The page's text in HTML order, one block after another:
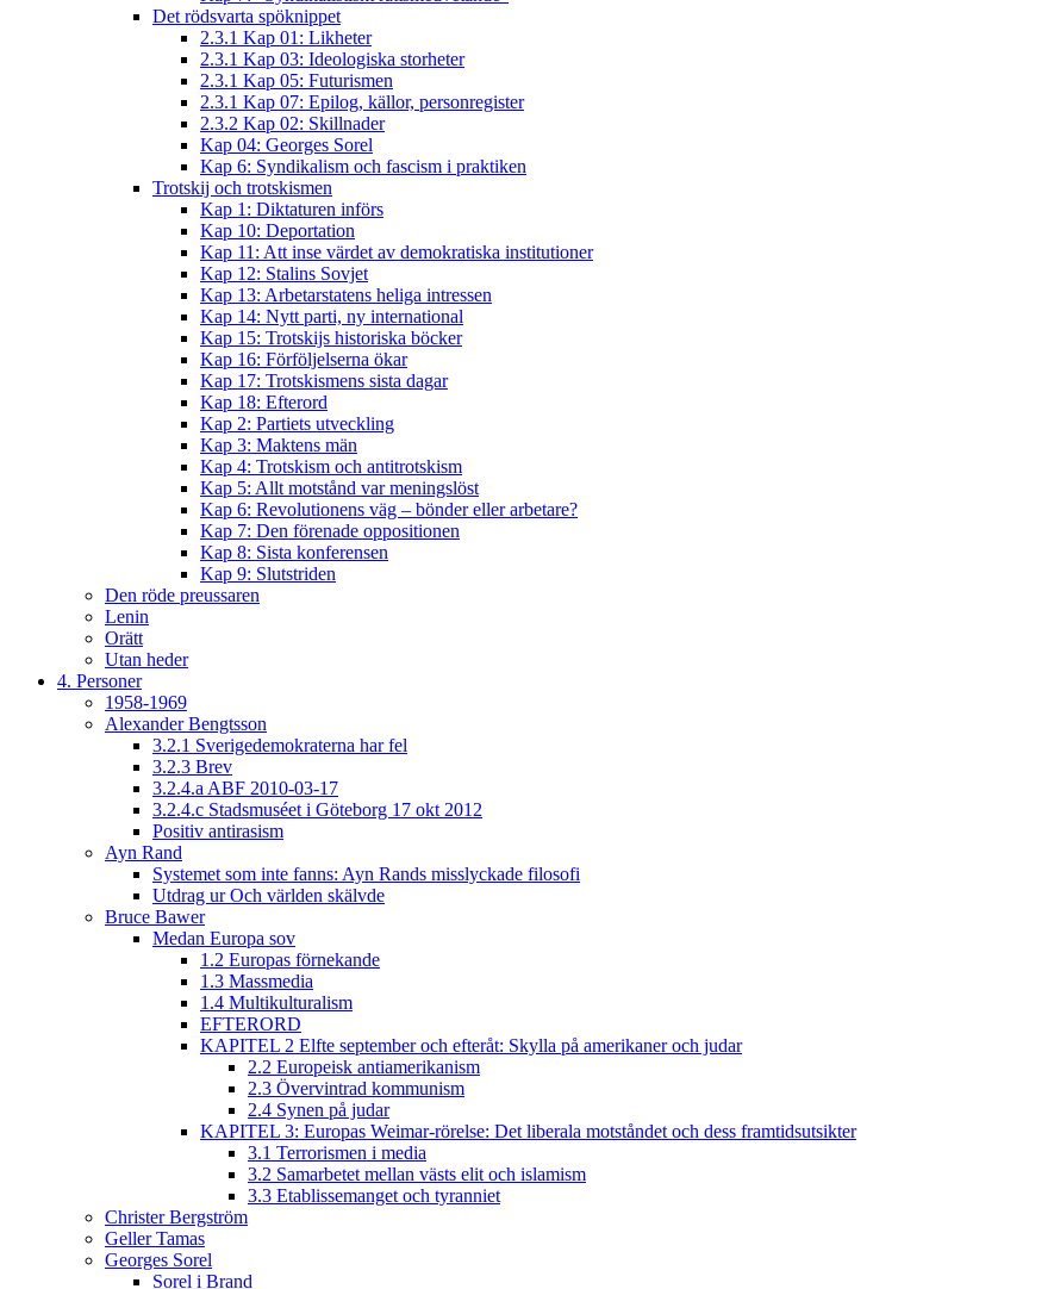
Det rödsvarta spöknippet
2.3.1 Kap 01: Likheter
2.3.1 Kap 03: Ideologiska storheter
2.3.1 Kap 05: Futurismen
2.3.1 Kap 07: Epilog, källor, personregister
2.3.2 Kap 02: Skillnader
Kap 04: Georges Sorel
Kap 6: Syndikalism och fascism i praktiken
Trotskij och trotskismen
Kap 1: Diktaturen införs
Kap 10: Deportation
Kap 11: Att inse värdet av demokratiska institutioner
Kap 12: Stalins Sovjet
Kap 13: Arbetarstatens heliga intressen
Kap 14: Nytt parti, ny international
Kap 15: Trotskijs historiska böcker
Kap 16: Förföljelserna ökar
Kap 17: Trotskismens sista dagar
Kap 18: Efterord
Kap 2: Partiets utveckling
Kap 3: Maktens män
Kap 4: Trotskism och antitrotskism
Kap 5: Allt motstånd var meningslöst
Kap 6: Revolutionens väg – bönder eller arbetare?
Kap 7: Den förenade oppositionen
Kap 8: Sista konferensen
Kap 9: Slutstriden
Den röde preussaren
Lenin
Orätt
Utan heder
4. Personer
1958-1969
Alexander Bengtsson
3.2.1 Sverigedemokraterna har fel
3.2.3 Brev
3.2.4.a ABF 2010-03-17
3.2.4.c Stadsmuséet i Göteborg 17 okt 2012
Positiv antirasism
Ayn Rand
Systemet som inte fanns: Ayn Rands misslyckade filosofi
Utdrag ur Och världen skälvde
Bruce Bawer
Medan Europa sov
1.2 Europas förnekande
1.3 Massmedia
1.4 Multikulturalism
EFTERORD
KAPITEL 2 Elfte september och efteråt: Skylla på amerikaner och judar
2.2 Europeisk antiamerikanism
2.3 Övervintrad kommunism
2.4 Synen på judar
KAPITEL 3: Europas Weimar-rörelse: Det liberala motståndet och dess framtidsutsikter
3.1 Terrorismen i media
3.2 Samarbetet mellan västs elit och islamism
3.3 Etablissemanget och tyranniet
Christer Bergström
Geller Tamas
Georges Sorel
Sorel i Brand